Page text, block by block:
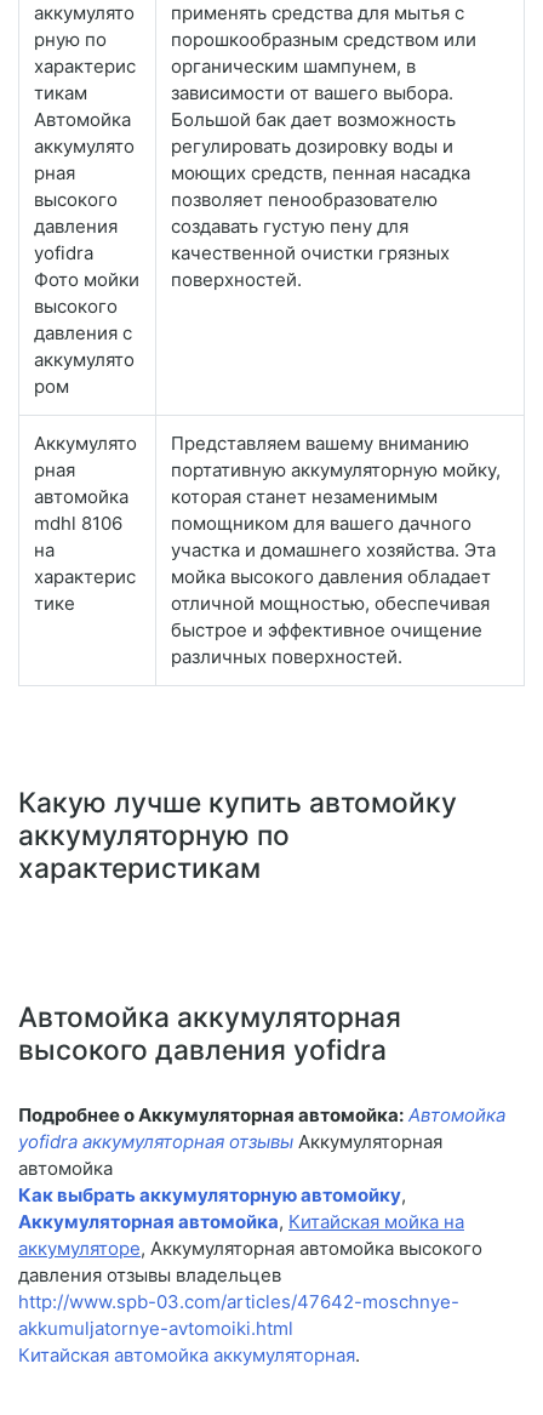
аккумулято
рную по
характерис
тикам
Автомойка
аккумулято
рная
высокого
давления
yofidra
Фото мойки
высокого
давления с
аккумулято
ром
применять средства для мытья с
порошкообразным средством или
органическим шампунем, в
зависимости от вашего выбора.
Большой бак дает возможность
регулировать дозировку воды и
моющих средств, пенная насадка
позволяет пенообразователю
создавать густую пену для
качественной очистки грязных
поверхностей.
Аккумулято
рная
автомойка
mdhl 8106
на
характерис
тике
Представляем вашему вниманию
портативную аккумуляторную мойку,
которая станет незаменимым
помощником для вашего дачного
участка и домашнего хозяйства. Эта
мойка высокого давления обладает
отличной мощностью, обеспечивая
быстрое и эффективное очищение
различных поверхностей.
Какую лучше купить автомойку
аккумуляторную по
характеристикам
Автомойка аккумуляторная
высокого давления yofidra
Подробнее о Аккумуляторная автомойка: Автомойка
yofidra аккумуляторная отзывы Аккумуляторная
автомойка
Как выбрать аккумуляторную автомойку,
Аккумуляторная автомойка, Китайская мойка на
аккумуляторе, Аккумуляторная автомойка высокого
давления отзывы владельцев
http://www.spb-03.com/articles/47642-moschnye-
akkumuljatornye-avtomoiki.html
Китайская автомойка аккумуляторная.